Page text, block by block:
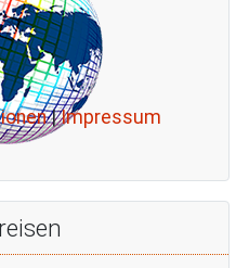
|Impressum